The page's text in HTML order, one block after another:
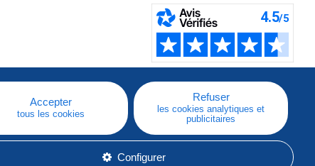
Accepter
tous les cookies
Refuser
les cookies analytiques et
publicitaires
Configurer